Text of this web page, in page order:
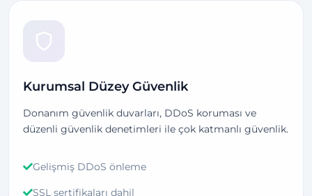
Kurumsal Düzey Güvenlik
Donanım güvenlik duvarları, DDoS koruması ve
düzenli güvenlik denetimleri ile çok katmanlı güvenlik.
Gelişmiş DDoS önleme
SSL sertifikaları dahil